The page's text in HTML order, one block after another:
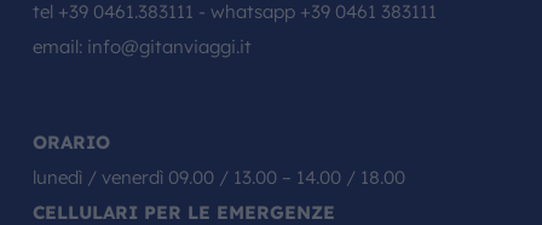
tel +39 0461.383111 - whatsapp +39 0461 383111
email: info@gitanviaggi.it
ORARIO
lunedì / venerdì 09.00 / 13.00 – 14.00 / 18.00
CELLULARI PER LE EMERGENZE